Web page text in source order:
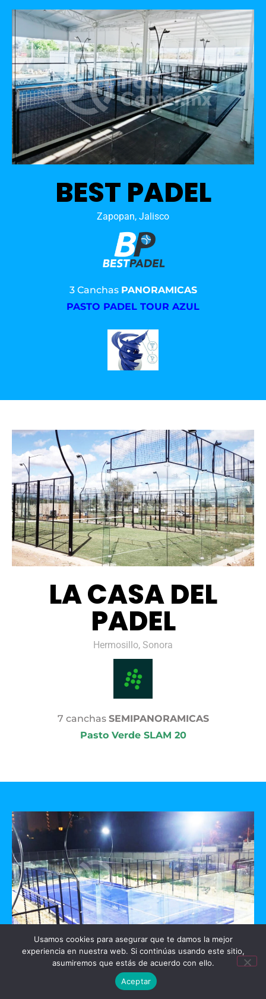
BEST PADEL
Zapopan, Jalisco
3 Canchas PANORAMICAS
PASTO PADEL TOUR AZUL
LA CASA DEL
PADEL
Hermosillo, Sonora
7 canchas SEMIPANORAMICAS
Pasto Verde SLAM 20
GO PADEL
Usamos cookies para asegurar que te damos la mejor
experiencia en nuestra web. Si continúas usando este sitio,
asumiremos que estás de acuerdo con ello.
Aceptar